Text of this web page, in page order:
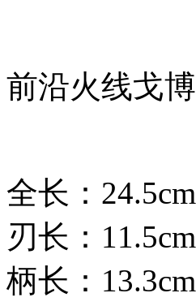
前沿火线戈博
全长：24.5cm
刃长：11.5cm
柄长：13.3cm